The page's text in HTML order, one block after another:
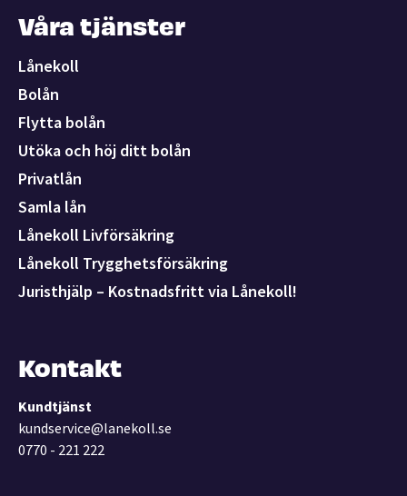
Våra tjänster
Lånekoll
Bolån
Flytta bolån
Utöka och höj ditt bolån
Privatlån
Samla lån
Lånekoll Livförsäkring
Lånekoll Trygghetsförsäkring
Juristhjälp – Kostnadsfritt via Lånekoll!
Kontakt
Kundtjänst
kundservice@lanekoll.se
0770 - 221 222